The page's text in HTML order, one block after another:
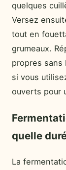
quelques
Versez
tout en
grumeaux.
propres sans
si vous
ouverts pour
quelle
La